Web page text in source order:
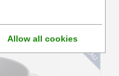
Allow all cookies